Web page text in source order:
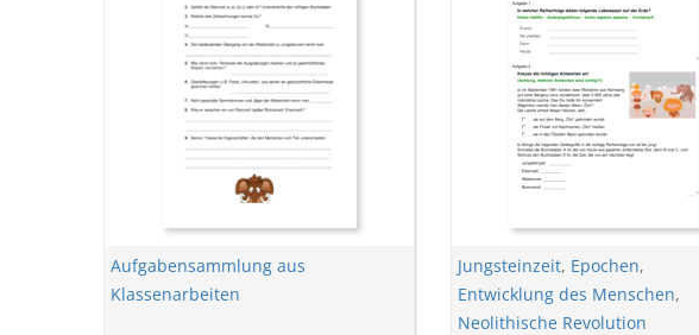
Aufgabensammlung aus
Klassenarbeiten
Jungsteinzeit, Epochen,
Entwicklung des Menschen,
Neolithische Revolution